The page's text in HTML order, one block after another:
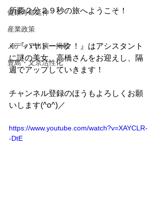
健康寿命延伸
産業政策
メディア出演・掲載
豊島・文京活性化
所要２分２９秒の旅へようこそ！
※『ハヤトーーク！』はアシスタント
に謎の美女、高橋さんをお迎えし、隔
週でアップしていきます！
チャンネル登録のほうもよろしくお願
いします(^o^)／
https://www.youtube.com/watch?v=XAYCLR-
-DtE